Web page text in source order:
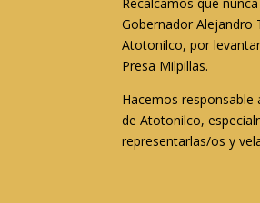
Gobernador Alejandro
Atotonilco, por
Presa Milpillas.
Hacemos
de Atotonilco,
representarlas/os y